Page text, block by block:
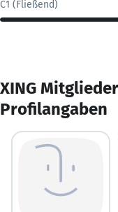
C1 (Fließend)
XING
Profilangaben